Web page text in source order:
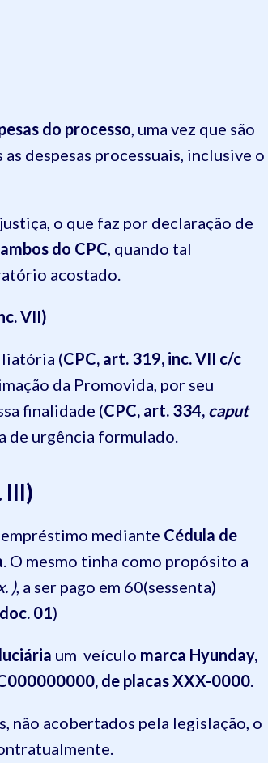
do processo, uma vez que são
despesas processuais, inclusive o
o que faz por declaração de
do CPC, quando tal
acostado.
VII)
(CPC, art. 319, inc. VII c/c
da Promovida, por seu
finalidade (CPC, art. 334, caput
de urgência formulado.
III)
mediante Cédula de
. O mesmo tinha como propósito a
), a ser pago em 60(sessenta)
doc. 01)
um veículo marca Hyunday,
de placas XXX-0000.
não acobertados pela legislação, o